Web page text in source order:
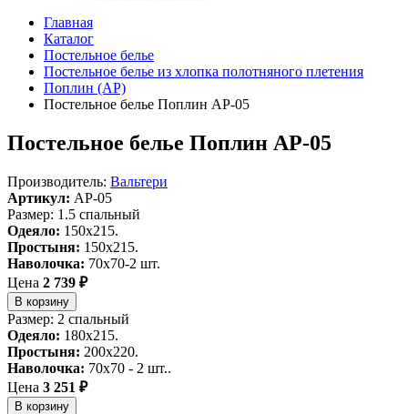
Главная
Каталог
Постельное белье
Постельное белье из хлопка полотняного плетения
Поплин (AP)
Постельное белье Поплин AP-05
Постельное белье Поплин AP-05
Производитель: Вальтери
Артикул: AP-05
Размер: 1.5 спальный
Одеяло: 150x215.
Простыня: 150x215.
Наволочка: 70х70-2 шт.
Цена 2 739 ₽
В корзину
Размер: 2 спальный
Одеяло: 180x215.
Простыня: 200x220.
Наволочка: 70x70 - 2 шт..
Цена 3 251 ₽
В корзину